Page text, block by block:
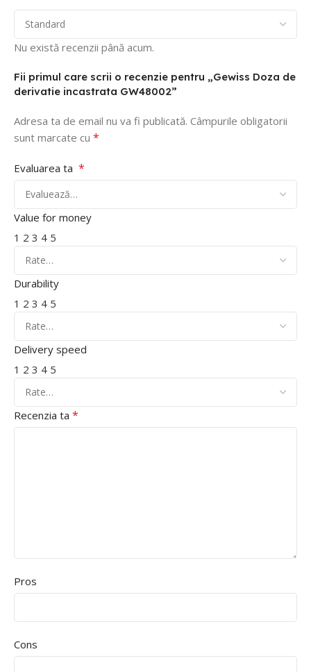
Nu există recenzii până acum.
Fii primul care scrii o recenzie pentru „Gewiss Doza de
derivatie incastrata GW48002”
Adresa ta de email nu va fi publicată. Câmpurile obligatorii
sunt marcate cu *
Evaluarea ta *
Value for money
1 2 3 4 5
Durability
1 2 3 4 5
Delivery speed
1 2 3 4 5
Recenzia ta *
Pros
Cons